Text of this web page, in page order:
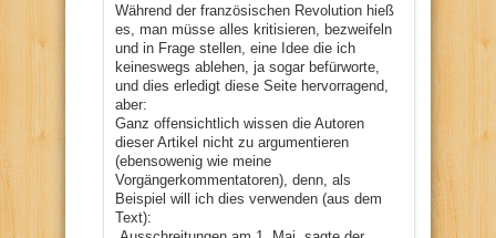
Während der französischen Revolution hieß
es, man müsse alles kritisieren, bezweifeln
und in Frage stellen, eine Idee die ich
keineswegs ablehen, ja sogar befürworte,
und dies erledigt diese Seite hervorragend,
aber:
Ganz offensichtlich wissen die Autoren
dieser Artikel nicht zu argumentieren
(ebensowenig wie meine
Vorgängerkommentatoren), denn, als
Beispiel will ich dies verwenden (aus dem
Text):